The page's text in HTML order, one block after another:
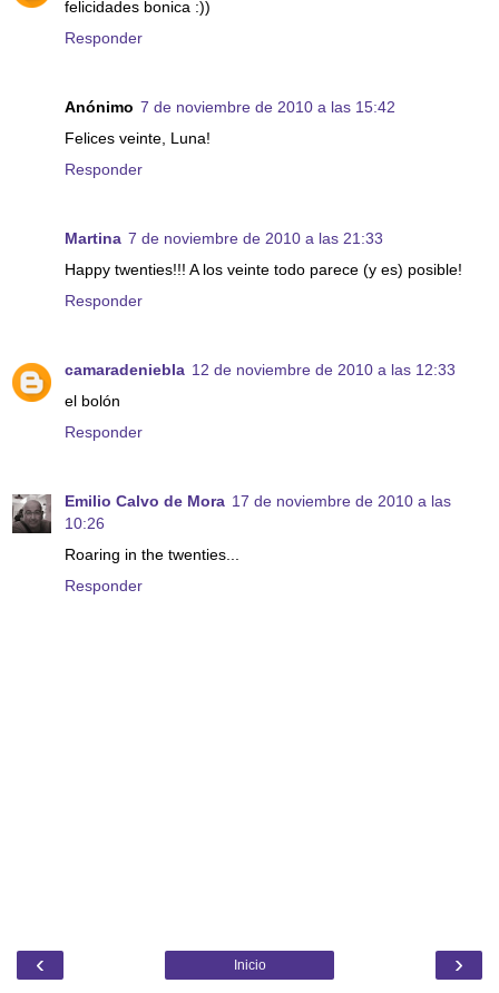
felicidades bonica :))
Responder
Anónimo 7 de noviembre de 2010 a las 15:42
Felices veinte, Luna!
Responder
Martina 7 de noviembre de 2010 a las 21:33
Happy twenties!!! A los veinte todo parece (y es) posible!
Responder
camaradeniebla 12 de noviembre de 2010 a las 12:33
el bolón
Responder
Emilio Calvo de Mora 17 de noviembre de 2010 a las
10:26
Roaring in the twenties...
Responder
‹ ›
Inicio